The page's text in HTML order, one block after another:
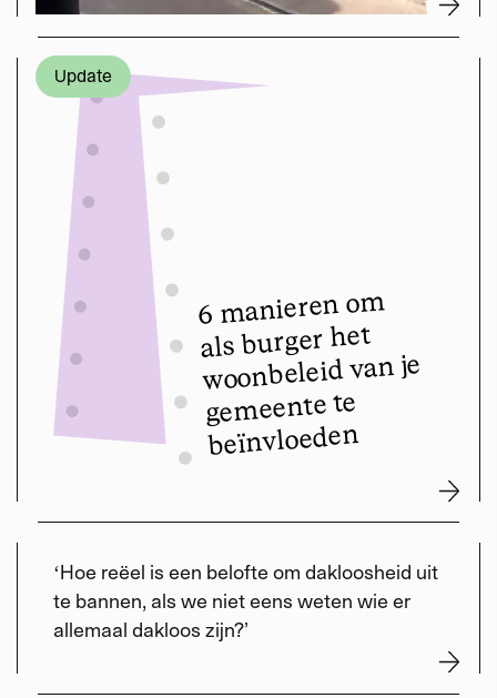
Update
6 manieren om
als burger het
woonbeleid van je
gemeente te
beïnvloeden
ʻHoe reëel is een belofte om dakloosheid uit
te bannen, als we niet eens weten wie er
allemaal dakloos zijn?’